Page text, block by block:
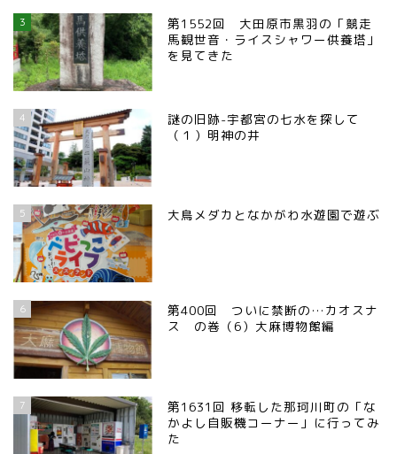
3
第1552回 大田原市黒羽の「競走
馬観世音・ライスシャワー供養塔」
を見てきた
4
謎の旧跡-宇都宮の七水を探して
（１）明神の井
5 大鳥メダカとなかがわ水遊園で遊ぶ
6
第400回 ついに禁断の…カオスナ
ス の巻（6）大麻博物館編
7
第1631回 移転した那珂川町の「な
かよし自販機コーナー」に行ってみ
た